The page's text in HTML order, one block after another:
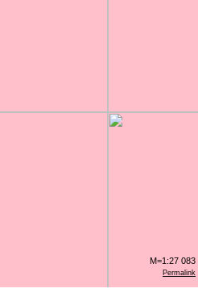
Permalink
M=1:27 083